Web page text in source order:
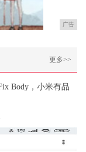
广告
更多>>